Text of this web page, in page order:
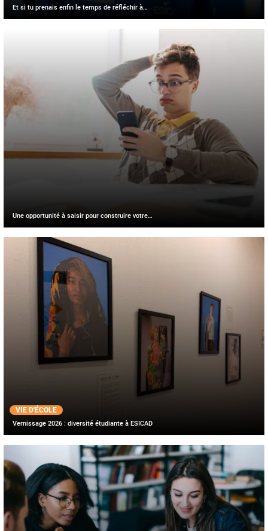
Et si tu prenais enfin le temps de réfléchir à…
Une opportunité à saisir pour construire votre…
VIE D'ÉCOLE
Vernissage 2026 : diversité étudiante à ESICAD